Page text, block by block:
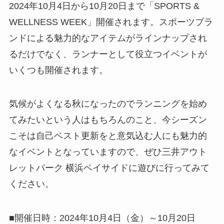
2024年10月4日から10月20日まで「SPORTS &
WELLNESS WEEK」開催されます。スポーツブラ
ンドによる魅力的なアイテムがラインナップされ
るだけでなく、ランナーとして役立つイベントが
いくつも開催されます。
気候がよくなる秋になったのでランニングを始め
てみたいという人はもちろんのこと、今シーズン
こそは自己ベスト更新をと意気込む人にも魅力的
なイベントとなっていますので、ぜひ三井アウト
レットパーク 横浜ベイサイドに遊びに行ってみて
ください。
■開催日時：2024年10月4日（金）～10月20日